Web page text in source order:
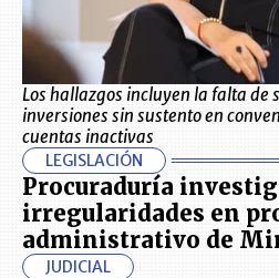
Los hallazgos incluyen la falta de
inversiones sin sustento en
cuentas inactivas
LEGISLACIÓN
Procuraduría
irregularidades en
administrativo de
JUDICIAL